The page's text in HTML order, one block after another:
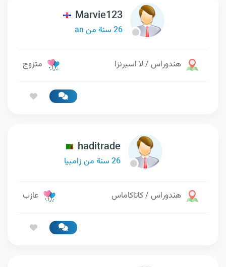
Marvie123
26 سنة من an
هندوراس / لا اسبرنزا متزوج
haditrade
26 سنة من زامبيا
هندوراس / كاتاكاماس عازب